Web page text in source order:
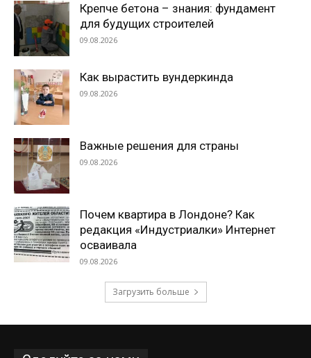
Крепче бетона – знания: фундамент
для будущих строителей
09.08.2026
Как вырастить вундеркинда
09.08.2026
Важные решения для страны
09.08.2026
Почем квартира в Лондоне? Как
редакция «Индустриалки» Интернет
осваивала
09.08.2026
Загрузить больше